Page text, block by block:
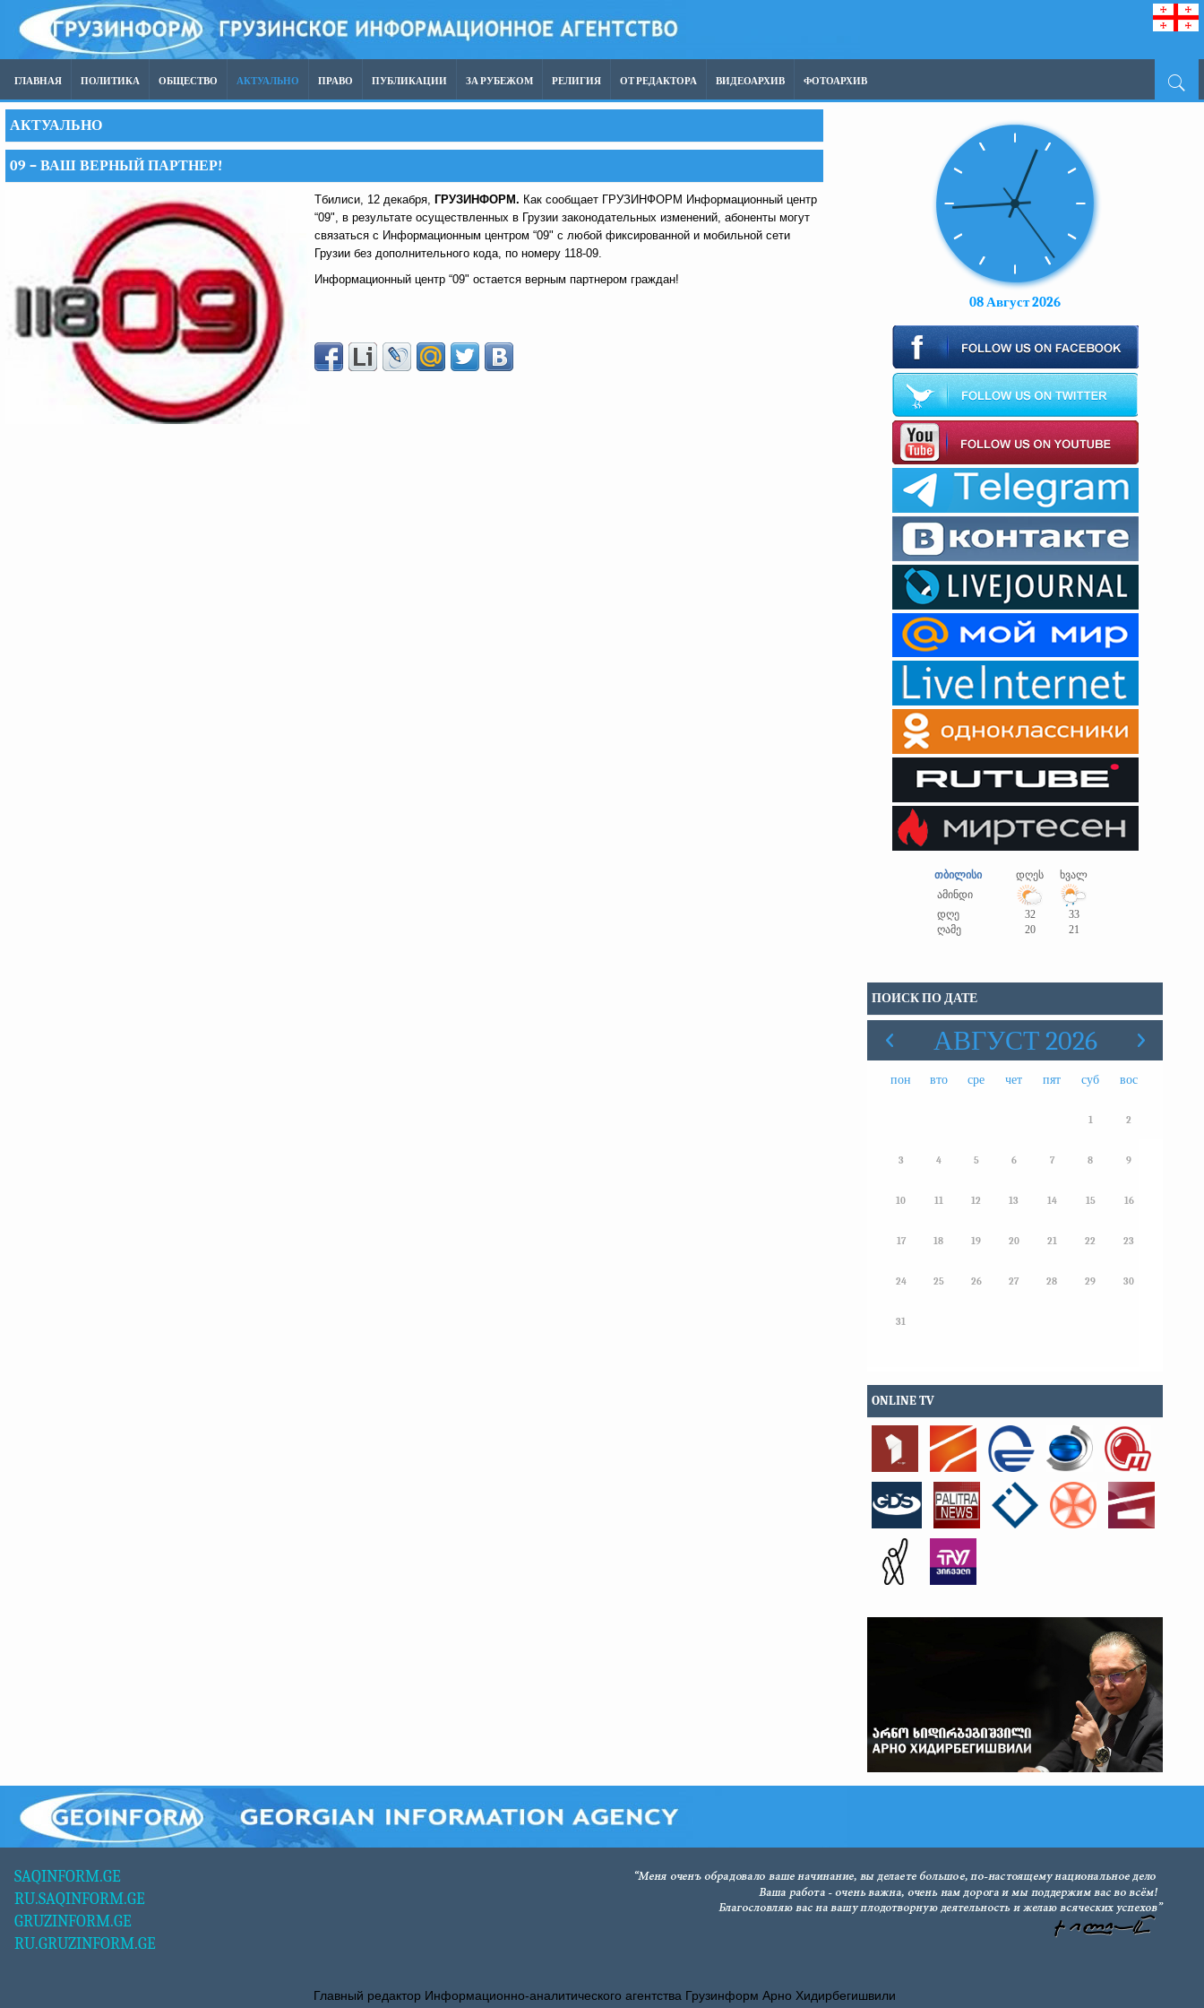
ГЛАВНАЯ ПОЛИТИКА ОБЩЕСТВО АКТУАЛЬНО ПРАВО ПУБЛИКАЦИИ ЗА РУБЕЖОМ РЕЛИГИЯ ОТ РЕДАКТОРА ВИДЕОАРХИВ ФОТОАРХИВ
АКТУАЛЬНО
09 – ВАШ ВЕРНЫЙ ПАРТНЕР!
Тбилиси, 12 декабря, ГРУЗИНФОРМ. Как сообщает ГРУЗИНФОРМ Информационный центр
“09", в результате осуществленных в Грузии законодательных изменений, абоненты могут
связаться с Информационным центром “09" с любой фиксированной и мобильной сети
Грузии без дополнительного кода, по номеру 118-09.
Информационный центр “09" остается верным партнером граждан!
08 Август 2026
თბილისი დღეს
ხვალ
ამინდი
დღე
32
33
ღამე
20 21
ПОИСК ПО ДАТЕ
АВГУСТ 2026
пон вто сре чет пят суб вос
1 2
3 4 5 6 7 8 9
10 11 12 13 14 15 16
17 18 19 20 21 22 23
24 25 26 27 28 29 30
31
ONLINE TV
SAQINFORM.GE
RU.SAQINFORM.GE
GRUZINFORM.GE
RU.GRUZINFORM.GE
Главный редактор Информационно-аналитического агентства Грузинформ Арно Хидирбегишвили